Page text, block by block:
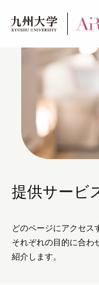
content
提供サービ
どのページにアクセス
それぞれの目的に合わ
紹介します。